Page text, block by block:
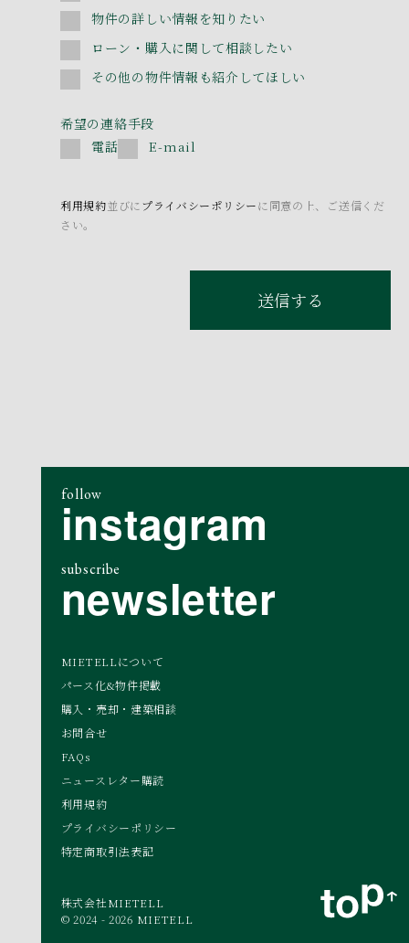
物件の詳しい情報を知りたい
ローン・購入に関して相談したい
その他の物件情報も紹介してほしい
希望の連絡手段
電話
E-mail
利用規約並びに プライバシーポリシーに同意の上、ご送信くだ
さい。
送信する
follow
instagram
subscribe
newsletter
MIETELLについて
パース化&物件掲載
購入・売却・建築相談
お問合せ
FAQs
ニュースレター購読
利用規約
プライバシーポリシー
特定商取引法表記
株式会社MIETELL
© 2024 - 2026 MIETELL